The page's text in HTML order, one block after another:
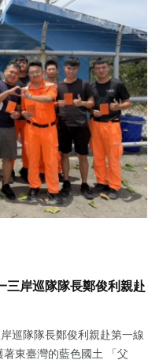
三岸巡隊隊長鄭俊利親赴
巡隊隊長鄭俊利親赴第一線
東臺灣的藍色國土 「父